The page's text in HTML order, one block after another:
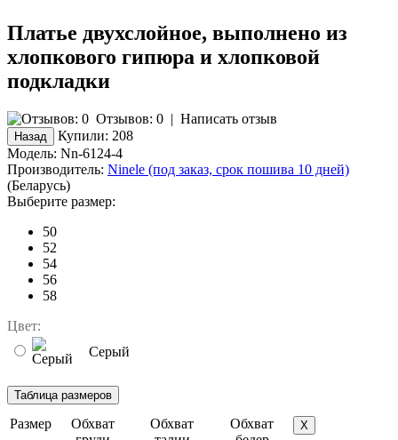
Платье двухслойное, выполнено из
хлопкового гипюра и хлопковой
подкладки
Отзывов: 0 | Написать отзыв
Купили: 208
Модель: Nn-6124-4
Производитель: Ninele (под заказ, срок пошива 10 дней)
(Беларусь)
Выберите размер:
50
52
54
56
58
Цвет:
Серый
Размер
Обхват
Обхват
Обхват
X